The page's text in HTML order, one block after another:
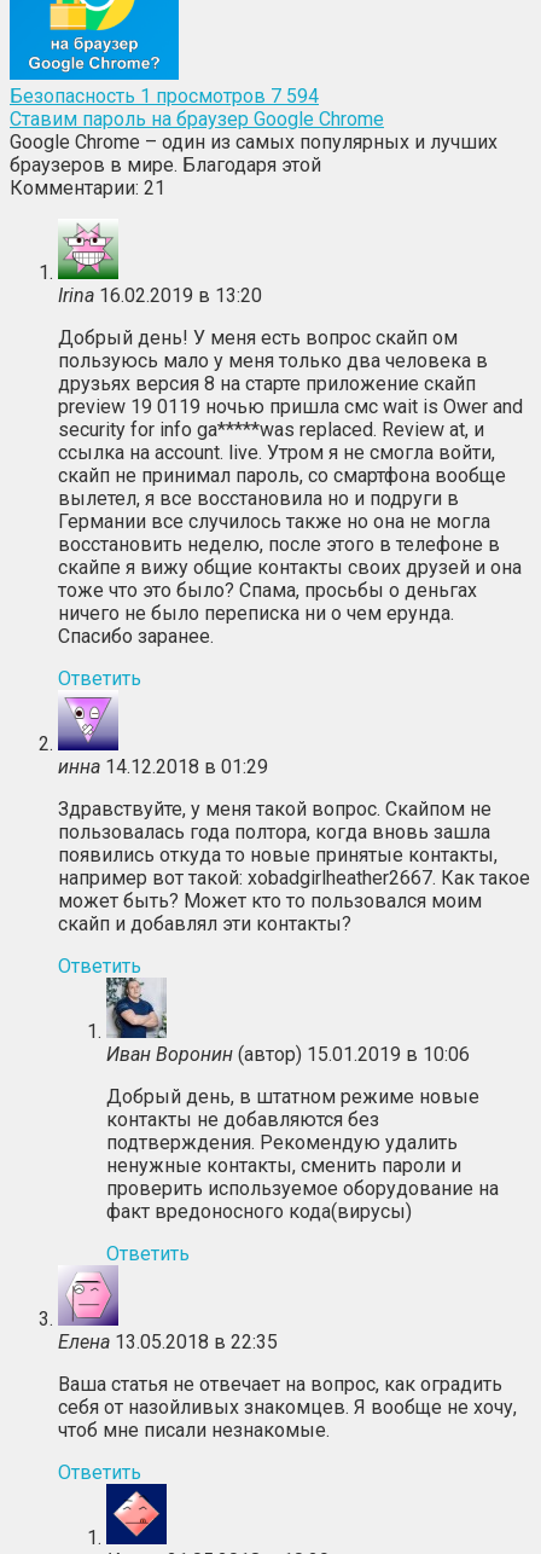
Безопасность 1 просмотров 7 594
Ставим пароль на браузер Google Chrome
Google Chrome – один из самых популярных и лучших
браузеров в мире. Благодаря этой
Комментарии: 21
Irina 16.02.2019 в 13:20
Добрый день! У меня есть вопрос скайп ом
пользуюсь мало у меня только два человека в
друзьях версия 8 на старте приложение скайп
preview 19 0119 ночью пришла смс wait is Ower and
security for info ga*****was replaced. Review at, и
ссылка на account. live. Утром я не смогла войти,
скайп не принимал пароль, со смартфона вообще
вылетел, я все восстановила но и подруги в
Германии все случилось также но она не могла
восстановить неделю, после этого в телефоне в
скайпе я вижу общие контакты своих друзей и она
тоже что это было? Спама, просьбы о деньгах
ничего не было переписка ни о чем ерунда.
Спасибо заранее.
Ответить
инна 14.12.2018 в 01:29
Здравствуйте, у меня такой вопрос. Скайпом не
пользовалась года полтора, когда вновь зашла
появились откуда то новые принятые контакты,
например вот такой: xobadgirlheather2667. Как такое
может быть? Может кто то пользовался моим
скайп и добавлял эти контакты?
Ответить
Иван Воронин (автор) 15.01.2019 в 10:06
Добрый день, в штатном режиме новые
контакты не добавляются без
подтверждения. Рекомендую удалить
ненужные контакты, сменить пароли и
проверить используемое оборудование на
факт вредоносного кода(вирусы)
Ответить
Елена 13.05.2018 в 22:35
Ваша статья не отвечает на вопрос, как оградить
себя от назойливых знакомцев. Я вообще не хочу,
чтоб мне писали незнакомые.
Ответить